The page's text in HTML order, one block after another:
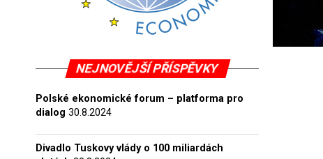
NEJNOVĚJŠÍ PŘÍSPĚVKY
Polské ekonomické forum – platforma pro
dialog 30.8.2024
Divadlo Tuskovy vlády o 100 miliardách